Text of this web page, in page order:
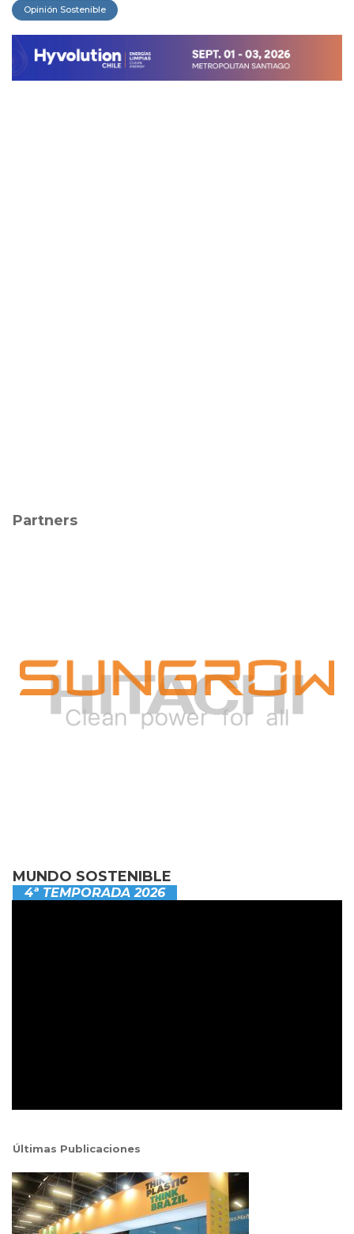
Opinión Sostenible
Partners
MUNDO SOSTENIBLE
4ª TEMPORADA 2026
Últimas Publicaciones